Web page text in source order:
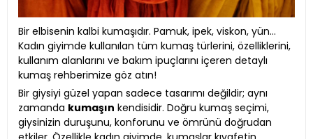
Bir elbisenin kalbi kumaşıdır. Pamuk, ipek, viskon, yün...
Kadın giyimde kullanılan tüm kumaş türlerini, özelliklerini,
kullanım alanlarını ve bakım ipuçlarını içeren detaylı
kumaş rehberimize göz atın!
Bir giysiyi güzel yapan sadece tasarımı değildir; aynı
zamanda kumaşın kendisidir. Doğru kumaş seçimi,
giysinizin duruşunu, konforunu ve ömrünü doğrudan